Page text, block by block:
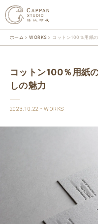
ホーム WORKS コットン100％用紙
コットン100％用紙
しの魅力
2023.10.22 WORKS